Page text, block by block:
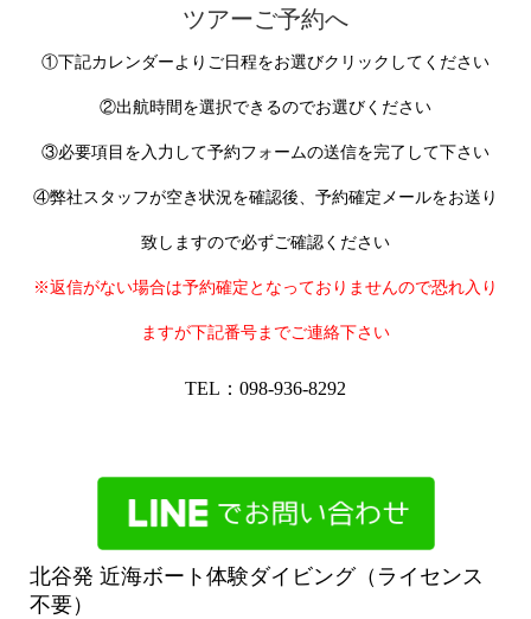
ツアーご予約へ
①下記カレンダーよりご日程をお選びクリックしてください
②出航時間を選択できるのでお選びください
③必要項目を入力して予約フォームの送信を完了して下さい
④弊社スタッフが空き状況を確認後、予約確定メールをお送り
致しますので必ずご確認ください
※返信がない場合は予約確定となっておりませんので恐れ入り
ますが下記番号までご連絡下さい
TEL：098-936-8292
北谷発 近海ボート体験ダイビング（ライセンス
不要）